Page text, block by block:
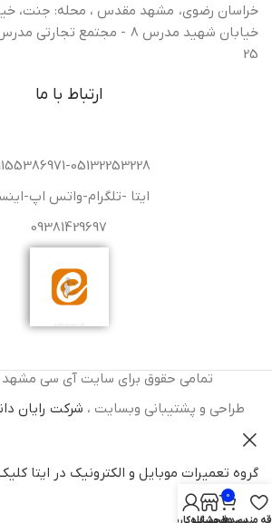
خراسان رضوی، مشهد مقدس ، محله: جنت،
خیابان شهید مدرس 8 - مجتمع
25
ارتباط با ما
05132253228
ایتا -تلگرام-واتس اپ-
09381429697
تمامی حقوق برای سایت آی سی
طراحی و پشتیبانی وبسایت ، شرکت رایان
گروه تعمیرات موبایل و الکترونیک در ایتا
مندی ها
0
سبد خریدفروشگاه
حساب کاربری